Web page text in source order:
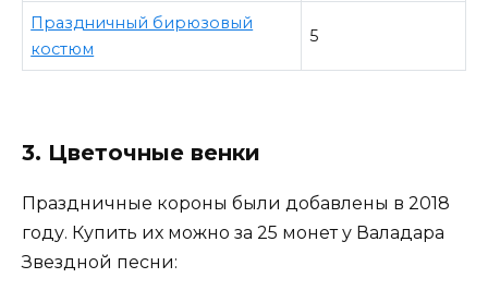
Праздничный бирюзовый
костюм
5
3. Цветочные венки
Праздничные короны были добавлены в 2018
году. Купить их можно за 25 монет у Валадара
Звездной песни: